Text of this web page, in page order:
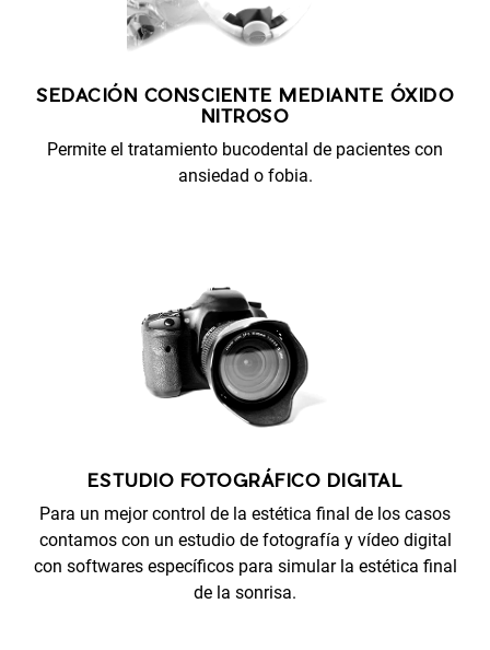
SEDACIÓN CONSCIENTE MEDIANTE ÓXIDO
NITROSO
Permite el tratamiento bucodental de pacientes con
ansiedad o fobia.
ESTUDIO FOTOGRÁFICO DIGITAL
Para un mejor control de la estética final de los casos
contamos con un estudio de fotografía y vídeo digital
con softwares específicos para simular la estética final
de la sonrisa.